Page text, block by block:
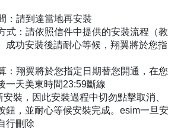
：請到達當地再安裝
式：請依照信件中提供的安裝流程（教
成功安裝後請耐心等候，翔翼將於您指
：翔翼將於您指定日期替您開通，在您
一天美東時間23:59斷線
裝，因此安裝過程中切勿點擊取消、
鈕，並耐心等候安裝完成。esim一旦安
行刪除